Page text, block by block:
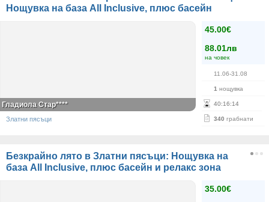
Нощувка на база All Inclusive, плюс басейн
45.00€
88.01лв
на човек
11.06-31.08
1 нощувка
40:16:14
340 грабнати
Гладиола Стар****
Златни пясъци
Безкрайно лято в Златни пясъци: Нощувка на
база All Inclusive, плюс басейн и релакс зона
35.00€